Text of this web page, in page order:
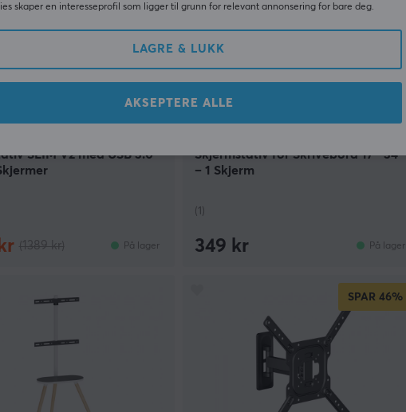
SLIM V2 med USB 3.0
På lager
Skjermstativ for Skrivebord 17"-34"
– 1 Skjerm
(1)
349 kr På lager
SPAR 46%
skaper en interesseprofil som ligger til grunn for relevant annonsering for bare deg.
LAGRE & LUKK
AKSEPTERE ALLE